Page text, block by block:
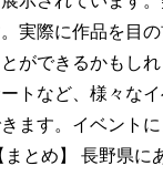
実際に作品を目
ができるかもし
トなど、様々な
ます。イベント
とめ】 長野県